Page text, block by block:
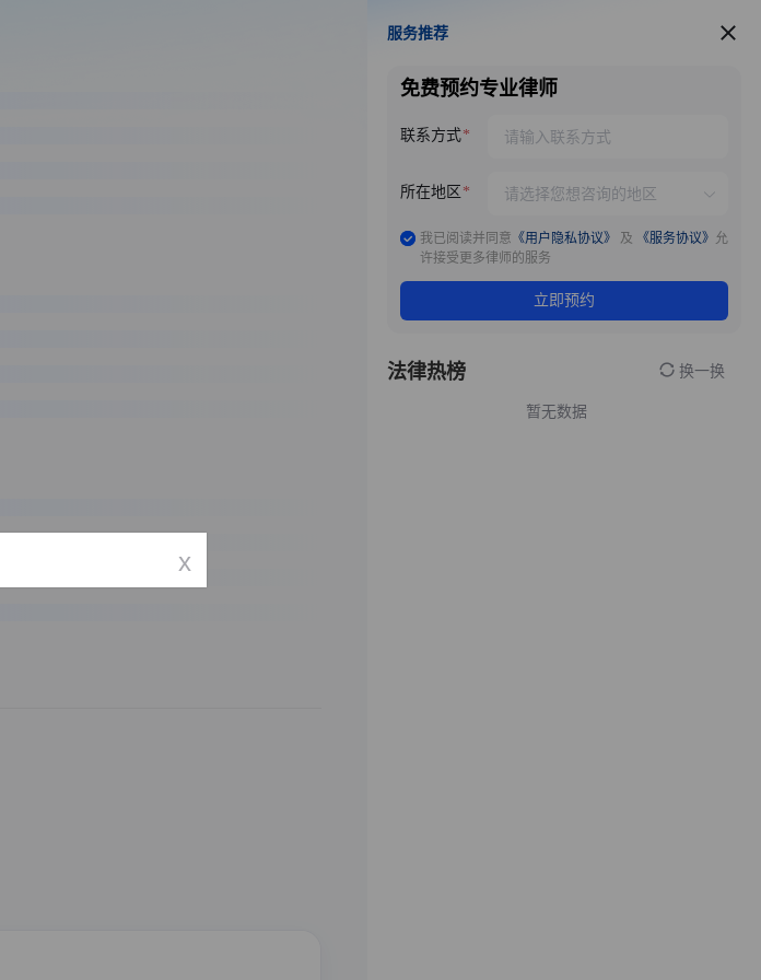
服务推荐
服务推荐
免费预约专业律师
联系方式
所在地区
我已阅读并同意 《用户隐私协议》 及 《服务协议》 允
许接受更多律师的服务
立即预约
法律热榜 换一换
暂无数据
x